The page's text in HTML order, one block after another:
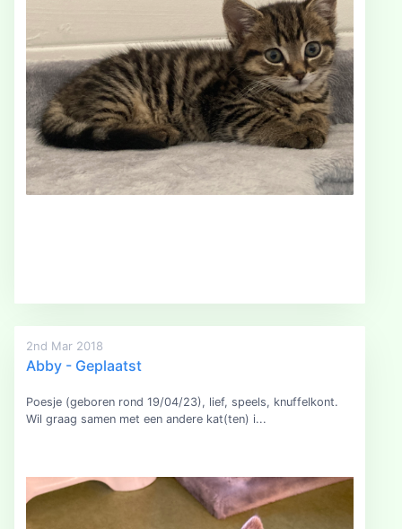
2nd Mar 2018
Abby - Geplaatst
Poesje (geboren rond 19/04/23), lief, speels, knuffelkont.
Wil graag samen met een andere kat(ten) i...